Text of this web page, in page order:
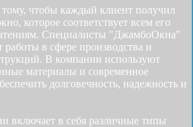
чтобы каждый клиент получил
которое соответствует всем его
Специалисты "ДжамбоОкна"
в сфере производства и
В компании используют
материалы и современное
долговечность, надежность и
включает в себя различные типы